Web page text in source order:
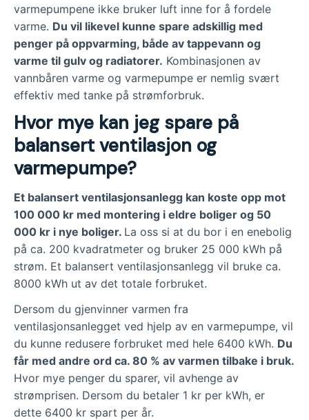
varmepumpene ikke bruker luft inne for å fordele
varme. Du vil likevel kunne spare adskillig med
penger på oppvarming, både av tappevann og
varme til gulv og radiatorer. Kombinasjonen av
vannbåren varme og varmepumpe er nemlig svært
effektiv med tanke på strømforbruk.
Hvor mye kan jeg spare på
balansert ventilasjon og
varmepumpe?
Et balansert ventilasjonsanlegg kan koste opp mot
100 000 kr med montering i eldre boliger og 50
000 kr i nye boliger. La oss si at du bor i en enebolig
på ca. 200 kvadratmeter og bruker 25 000 kWh på
strøm. Et balansert ventilasjonsanlegg vil bruke ca.
8000 kWh ut av det totale forbruket.
Dersom du gjenvinner varmen fra
ventilasjonsanlegget ved hjelp av en varmepumpe, vil
du kunne redusere forbruket med hele 6400 kWh. Du
får med andre ord ca. 80 % av varmen tilbake i bruk.
Hvor mye penger du sparer, vil avhenge av
strømprisen. Dersom du betaler 1 kr per kWh, er
dette 6400 kr spart per år.